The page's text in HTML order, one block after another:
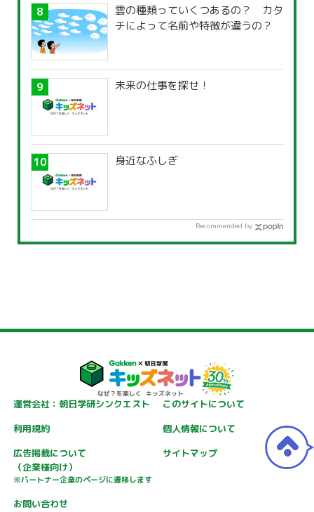
雲の種類っていくつあるの？ カタ
チによって名前や特徴が違うの？
未来の仕事を探せ！
身近なふしぎ
Recommended by
運営会社：朝日学研シンクエスト
このサイトについて
利用規約
個人情報について
広告掲載について
（企業様向け）
※パートナー企業のページに遷移します
サイトマップ
お問い合わせ